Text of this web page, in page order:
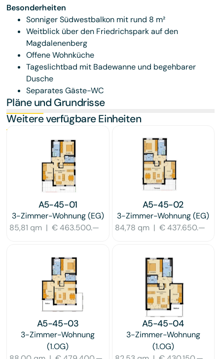
Besonderheiten
Sonniger Südwestbalkon mit rund 8 m²
Weitblick über den Friedrichspark auf den
Magdalenenberg
Offene Wohnküche
Tageslichtbad mit Badewanne und begehbarer
Dusche
Separates Gäste-WC
Pläne und Grundrisse
Weitere verfügbare Einheiten
A5-45-01
3-Zimmer-Wohnung(EG)
85,81 qm |€ 463.500.—
A5-45-02
3-Zimmer-Wohnung(EG)
84,78 qm| € 437.650.—
A5-45-03
3-Zimmer-Wohnung
(1.OG)
A5-45-04
3-Zimmer-Wohnung
(1.OG)